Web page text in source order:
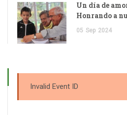
Un día de
Honrando a
05 Sep 2024
Invalid Event ID